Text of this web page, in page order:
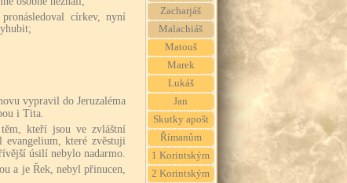
církev, nyní
vypravil do Jeruzaléma
i Tita.
kteří jsou ve zvláštní
které zvěstuji
úsilí nebylo nadarmo.
a je Řek, nebyl přinucen,
Zacharjáš
Malachiáš
Matouš
Marek
Lukáš
Jan
Skutky apošt
Římanům
1 Korintským
2 Korintským